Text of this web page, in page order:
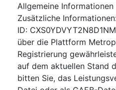
Allgemeine Informationen
Zusätzliche Informationen
ID:
über die Plattform
Registrierung
auf dem aktuellen Stand
bitten Sie, das